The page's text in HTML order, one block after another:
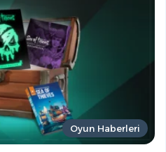
Oyun Haberleri